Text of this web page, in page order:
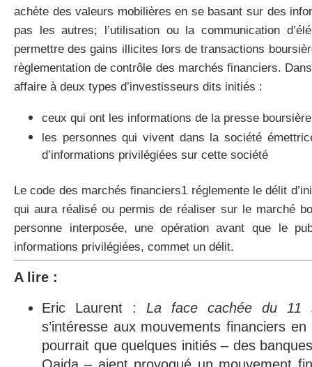
achète des valeurs mobilières en se basant sur des
pas les autres; l’utilisation ou la communication
permettre des gains illicites lors de transactions
règlementation de contrôle des marchés financiers.
affaire à deux types d’investisseurs dits initiés :
ceux qui ont les informations de la presse boursière
les personnes qui vivent dans la société
d’informations privilégiées sur cette société
Le code des marchés financiers1 réglemente le délit
qui aura réalisé ou permis de réaliser sur le marché
personne interposée, une opération avant que le
informations privilégiées, commet un délit.
A lire :
Eric Laurent : La face cachée du 11
s’intéresse aux mouvements financiers
pourrait que quelques initiés – des